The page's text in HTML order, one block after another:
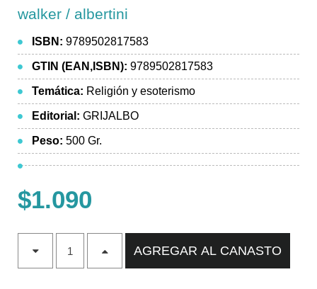
walker / albertini
ISBN: 9789502817583
GTIN (EAN,ISBN): 9789502817583
Temática: Religión y esoterismo
Editorial: GRIJALBO
Peso: 500 Gr.
$1.090
AGREGAR AL CANASTO